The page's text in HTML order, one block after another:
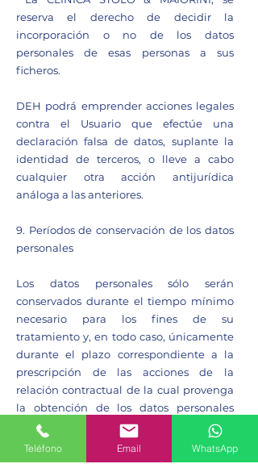
reserva el derecho de decidir la
incorporación o no de los datos
personales de esas personas a sus
ficheros.
DEH podrá emprender acciones legales
contra el Usuario que efectúe una
declaración falsa de datos, suplante la
identidad de terceros, o lleve a cabo
cualquier otra acción antijurídica
análoga a las anteriores.
9. Períodos de conservación de los datos
personales
Los datos personales sólo serán
conservados durante el tiempo mínimo
necesario para los fines de su
tratamiento y, en todo caso, únicamente
durante el plazo correspondiente a la
prescripción de las acciones de la
relación contractual de la cual provenga
la obtención de los datos personales
objeto de tratamiento.
El tiempo de conservación de los datos
Teléfono Email WhatsApp